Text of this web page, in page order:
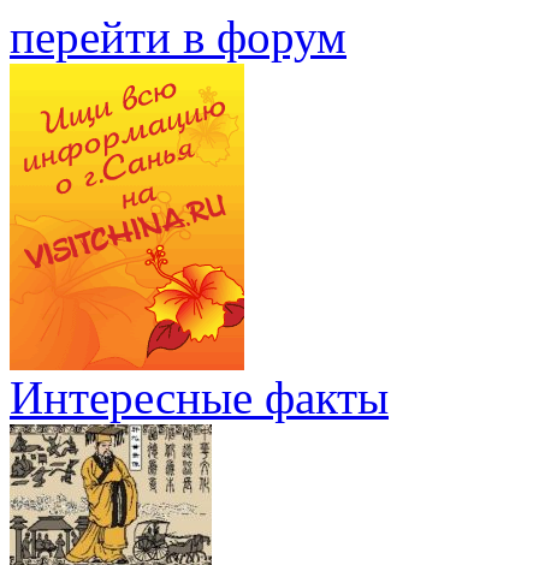
перейти в форум
Интересные факты